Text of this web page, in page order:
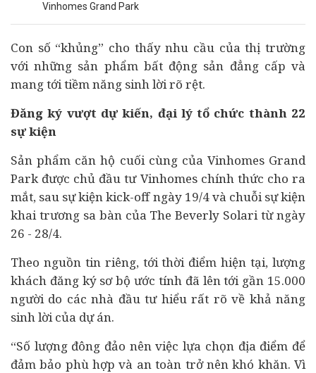
Vinhomes Grand Park
Con số “khủng” cho thấy nhu cầu của thị trường
với những sản phẩm bất động sản đẳng cấp và
mang tới tiềm năng sinh lời rõ rệt.
Đăng ký vượt dự kiến, đại lý tổ chức thành 22
sự kiện
Sản phẩm căn hộ cuối cùng của Vinhomes Grand
Park được chủ đầu tưVinhomes chính thức cho ra
mắt, sau sự kiện kick-off ngày 19/4 và chuỗi sự kiện
khai trương sa bàn của The Beverly Solari từ ngày
26 - 28/4.
Theo nguồn tin riêng, tới thời điểm hiện tại, lượng
khách đăng ký sơ bộ ước tính đã lên tới gần 15.000
người do các nhà đầu tư hiểu rất rõ về khả năng
sinh lời của dự án.
“Số lượng đông đảo nên việc lựa chọn địa điểm để
đảm bảo phù hợp và an toàn trở nên khó khăn. Vì